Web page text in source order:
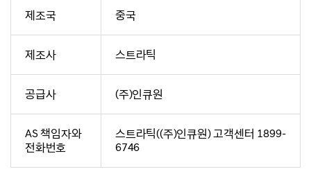
제조국 중국
제조사 스트라틱
공급사 (주)인큐원
AS 책임자와
전화번호
스트라틱((주)인큐원) 고객센터 1899-
6746